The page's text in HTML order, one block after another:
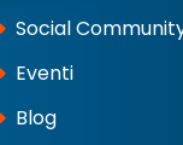
Social
Eventi
Blog